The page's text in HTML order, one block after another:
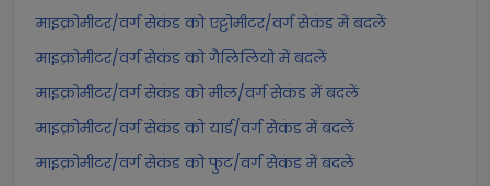
माइक्रोमीटर/वर्ग सेकंड को एट्टोमीटर/वर्ग सेकंड में बदलें
माइक्रोमीटर/वर्ग सेकंड को गैलिलियो में बदलें
माइक्रोमीटर/वर्ग सेकंड को मील/वर्ग सेकंड में बदलें
माइक्रोमीटर/वर्ग सेकंड को यार्ड/वर्ग सेकंड में बदलें
माइक्रोमीटर/वर्ग सेकंड को फुट/वर्ग सेकंड में बदलें